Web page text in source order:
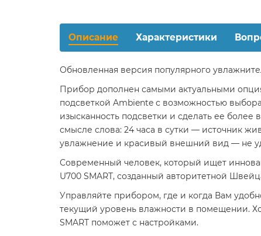
Описание Характеристики
Обновленная версия популярного
Прибор дополнен самыми актуальными
подсветкой Ambiente с возможностью
изысканность подсветки и сделать ее
смысле слова: 24 часа в сутки — источник
увлажнение и красивый внешний вид — не
Современный человек, который ищет
U700 SMART, созданный авторитетной
Управляйте прибором, где и когда Вам
текущий уровень влажности в помещении.
SMART поможет с настройками.